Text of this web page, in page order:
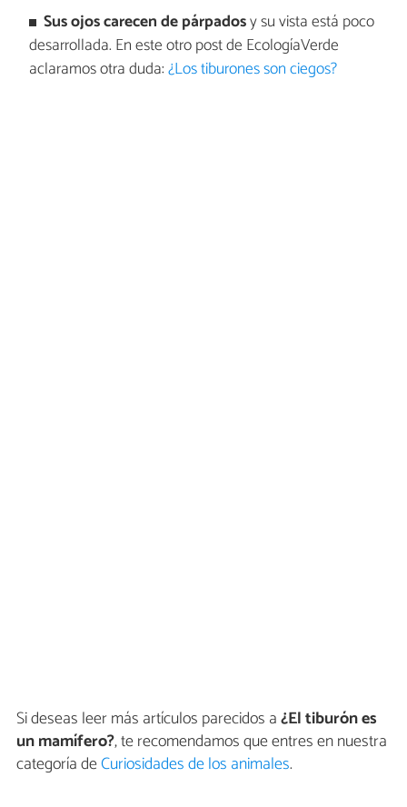
Sus ojos carecen de párpadosy su vista está poco
desarrollada. En este otro post de EcologíaVerde
aclaramos otra duda:¿Los tiburones son ciegos?
Si deseas leer más artículos parecidos a¿El tiburón es
un mamífero?, te recomendamos que entres en nuestra
categoría deCuriosidades de los animales.